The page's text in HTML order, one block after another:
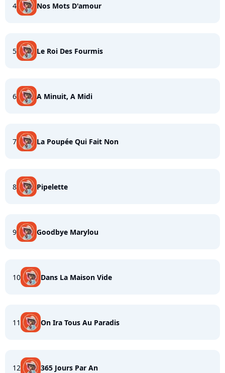
4 Nos Mots D'amour
5 Le Roi Des Fourmis
6 A Minuit, A Midi
7 La Poupée Qui Fait Non
8 Pipelette
9 Goodbye Marylou
10 Dans La Maison Vide
11 On Ira Tous Au Paradis
12 365 Jours Par An